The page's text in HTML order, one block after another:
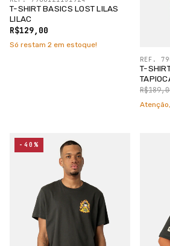
T-SHIRT BASICS LOST LILAS
LILAC
R$129,00
Só restam 2 em estoque!
T-
REF.
-40%